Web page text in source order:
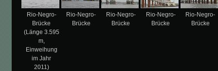
Rio-Negro-
Brücke
(Länge 3.595
m,
Einweihung
im Jahr
2011)
Rio-Negro-
Brücke
Rio-Negro-
Brücke
Rio-Negro-
Brücke
Rio-Negro-
Brücke